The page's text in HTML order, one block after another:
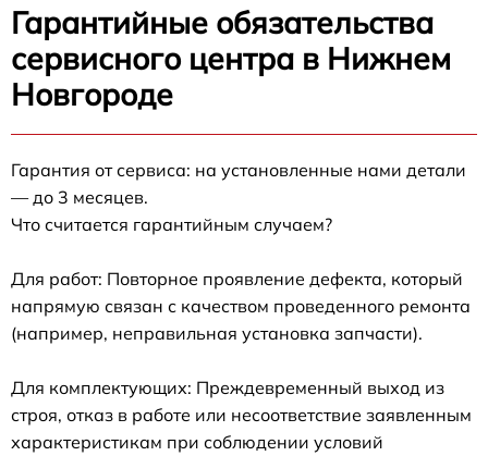
Гарантийные обязательства
сервисного центра в Нижнем
Новгороде
Гарантия от сервиса: на установленные нами детали
— до 3 месяцев.
Что считается гарантийным случаем?
Для работ: Повторное проявление дефекта, который
напрямую связан с качеством проведенного ремонта
(например, неправильная установка запчасти).
Для комплектующих: Преждевременный выход из
строя, отказ в работе или несоответствие заявленным
характеристикам при соблюдении условий